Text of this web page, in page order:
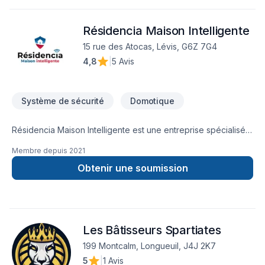
Résidencia Maison Intelligente
15 rue des Atocas, Lévis, G6Z 7G4
4,8
5 Avis
Système de sécurité Domotique
Résidencia Maison Intelligente est une entreprise spécialisée
commercial ainsi que dans la domotique intelligente.
Résidencia Maison Intelligente est toujours à la fine pointe de
la technologie et propose à ses clients les systèmes les plus
Membre depuis 2021
Obtenir une soumission
Les Bâtisseurs Spartiates
199 Montcalm, Longueuil, J4J 2K7
5
1 Avis